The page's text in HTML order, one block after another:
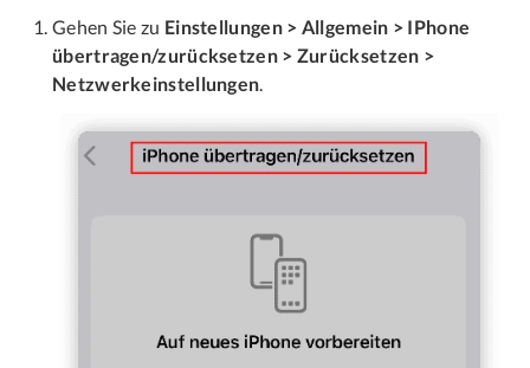
Gehen Sie zu Einstellungen > Allgemein > IPhone
übertragen/zurücksetzen > Zurücksetzen >
Netzwerkeinstellungen.